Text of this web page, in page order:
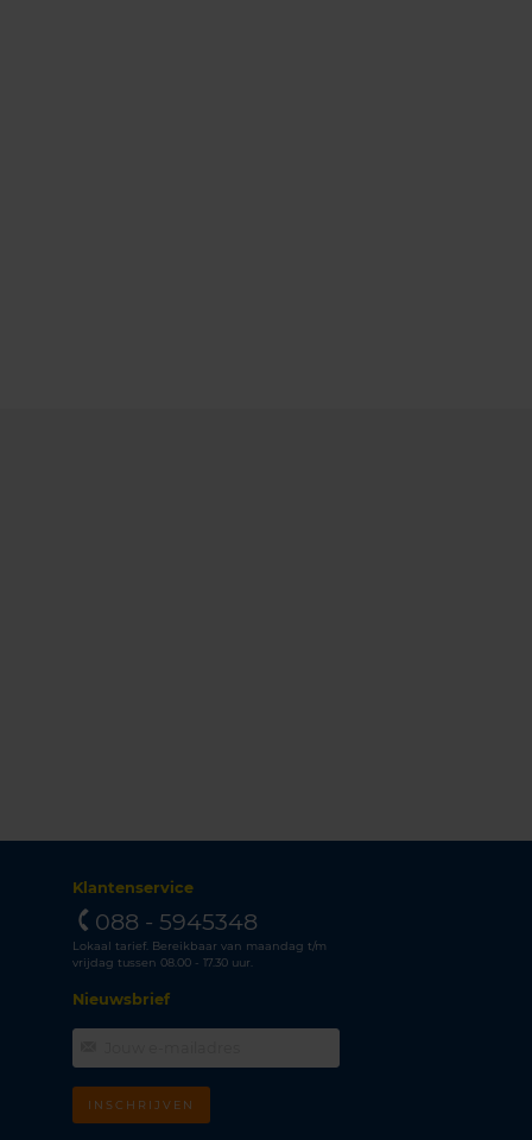
Klantenservice
088 - 5945348
Lokaal tarief. Bereikbaar van maandag t/m
vrijdag tussen 08.00 - 17.30 uur.
Nieuwsbrief
INSCHRIJVEN